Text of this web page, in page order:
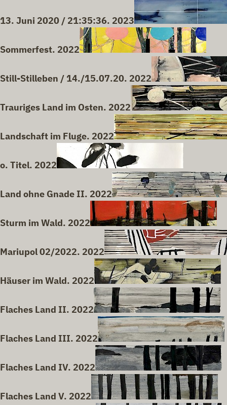
13. Juni 2020 / 21:35:36. 2023
Sommerfest. 2022
Still-Stilleben / 14./15.07.20. 2022
Trauriges Land im Osten. 2022
Landschaft im Fluge. 2022
o. Titel. 2022
Land ohne Gnade II. 2022
Sturm im Wald. 2022
Mariupol 02/2022. 2022
Häuser im Wald. 2022
Flaches Land II. 2022
Flaches Land III. 2022
Flaches Land IV. 2022
Flaches Land V. 2022